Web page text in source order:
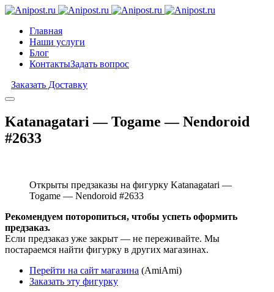
Главная
Наши услуги
Блог
КонтактыЗадать вопрос
Заказать Доставку
Katanagatari — Togame — Nendoroid
#2633
Открыты предзаказы на фигурку Katanagatari —
Togame — Nendoroid #2633
Рекомендуем поторопиться, чтобы успеть оформить
предзаказ.
Если предзаказ уже закрыт — не переживайте. Мы
постараемся найти фигурку в других магазинах.
Перейти на сайт магазина (AmiAmi)
Заказать эту фигурку